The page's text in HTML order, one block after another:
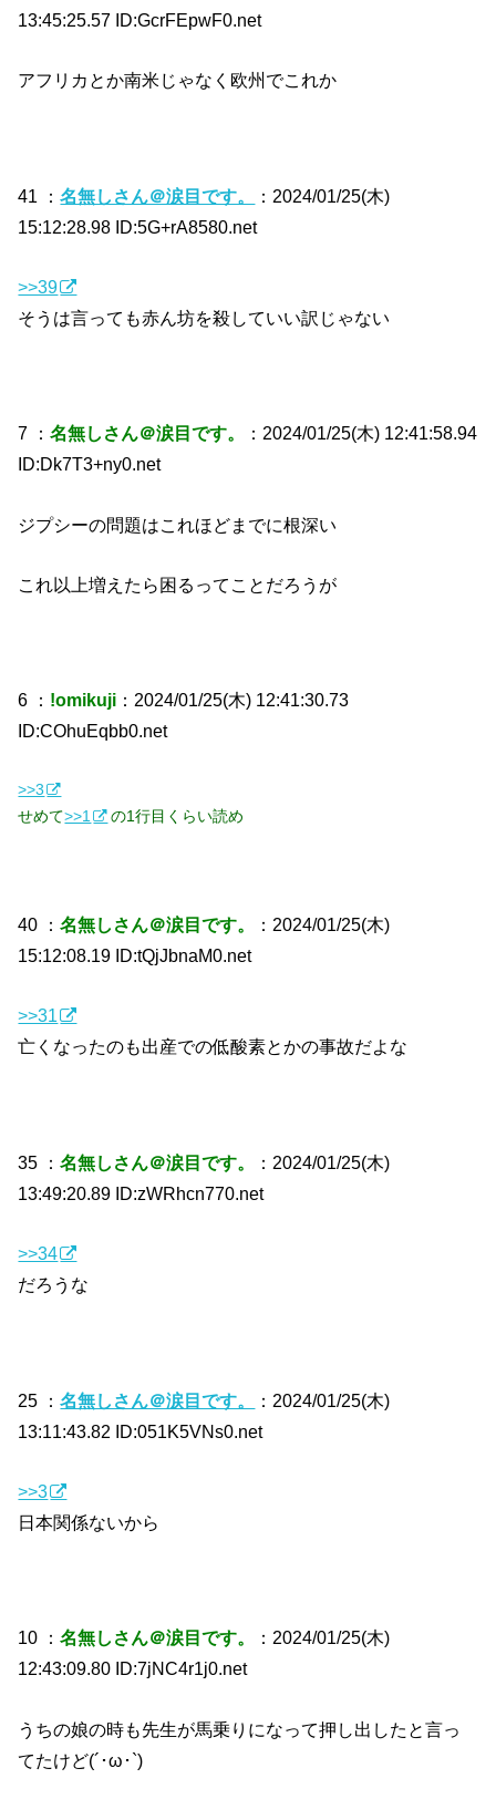
13:45:25.57 ID:GcrFEpwF0.net
アフリカとか南米じゃなく欧州でこれか
41 ：名無しさん＠涙目です。
：2024/01/25(木)
15:12:28.98 ID:5G+rA8580.net
>>39
そうは言っても赤ん坊を殺していい訳じゃない
7 ：名無しさん＠涙目です。
：2024/01/25(木) 12:41:58.94
ID:Dk7T3+ny0.net
ジプシーの問題はこれほどまでに根深い
これ以上増えたら困るってことだろうが
6 ： !omikuji ：2024/01/25(木) 12:41:30.73
ID:COhuEqbb0.net
>>3
せめて>>1 の1行目くらい読め
40 ：名無しさん＠涙目です。
：2024/01/25(木)
15:12:08.19 ID:tQjJbnaM0.net
>>31
亡くなったのも出産での低酸素とかの事故だよな
35 ：名無しさん＠涙目です。
：2024/01/25(木)
13:49:20.89 ID:zWRhcn770.net
>>34
だろうな
25 ：名無しさん＠涙目です。
：2024/01/25(木)
13:11:43.82 ID:051K5VNs0.net
>>3
日本関係ないから
10 ：名無しさん＠涙目です。
：2024/01/25(木)
12:43:09.80 ID:7jNC4r1j0.net
うちの娘の時も先生が馬乗りになって押し出したと言っ
てたけど(´･ω･`)